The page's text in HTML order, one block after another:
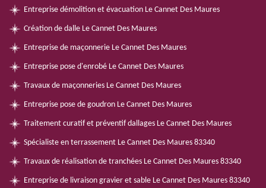
Entreprise démolition et évacuation Le Cannet Des Maures
Création de dalle Le Cannet Des Maures
Entreprise de maçonnerie Le Cannet Des Maures
Entreprise pose d'enrobé Le Cannet Des Maures
Travaux de maçonneries Le Cannet Des Maures
Entreprise pose de goudron Le Cannet Des Maures
Traitement curatif et préventif dallages Le Cannet Des Maures
Spécialiste en terrassement Le Cannet Des Maures 83340
Travaux de réalisation de tranchées Le Cannet Des Maures 83340
Entreprise de livraison gravier et sable Le Cannet Des Maures 83340